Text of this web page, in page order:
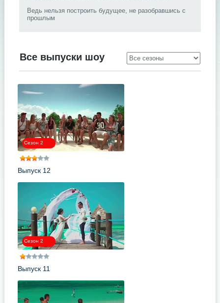
Ведь нельзя построить будущее, не разобравшись с
прошлым
Все выпуски шоу
.
Сезон 2
Выпуск 12
Сезон 2
Выпуск 11